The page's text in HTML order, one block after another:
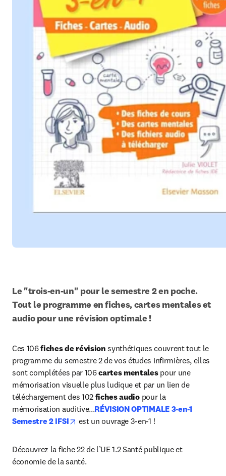
Le "trois-en-un" pour le semestre 2 en poche.
Tout le programme en fiches, cartes mentales et
audio pour une révision optimale !
Ces 106 fiches de révision synthétiques couvrent tout le
programme du semestre 2 de vos études infirmières, elles
sont complétées par 106 cartes mentales pour une
mémorisation visuelle plus ludique et par un lien de
téléchargement des 102 fiches audio pour la
mémorisation auditive...RÉVISION OPTIMALE 3-en-1
Semestre 2 IFSI
opens in new tab/window
est un ouvrage 3-en-1 !
Découvrez la fiche 22 de l’UE 1.2 Santé publique et
économie de la santé.